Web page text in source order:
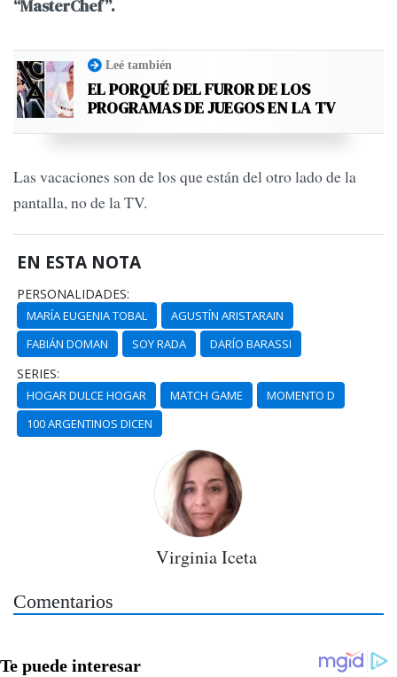
“MasterChef”.
Leé también
EL PORQUÉ DEL FUROR DE LOS
PROGRAMAS DE JUEGOS EN LA TV
Las vacaciones son de los que están del otro lado de la
pantalla, no de la TV.
EN ESTA NOTA
PERSONALIDADES:
MARÍA EUGENIA TOBAL
AGUSTÍN ARISTARAIN
FABIÁN DOMAN
SOY RADA DARÍO BARASSI
SERIES:
HOGAR DULCE HOGAR MATCH GAME
MOMENTO D
100 ARGENTINOS DICEN
Virginia Iceta
Comentarios